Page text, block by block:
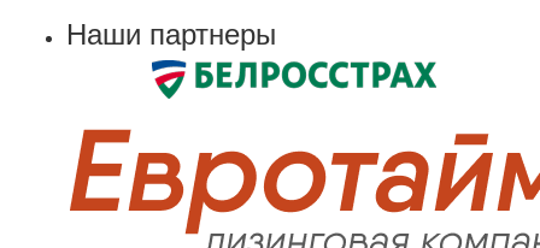
Наши партнеры